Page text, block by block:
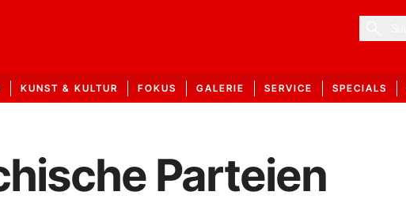
KUNST & KULTUR FOKUS GALERIE SERVICE SPECIALS
Parteien